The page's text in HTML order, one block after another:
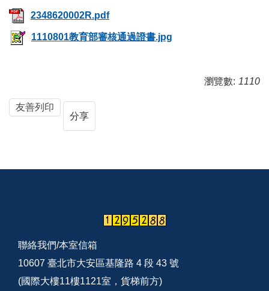
2348620002R.pdf
1110801教育部審核通過證書.jpg
瀏覽數: 1110
友善列印
分享
聯絡我們/本室信箱
10607 臺北市大安區基隆路 4 段 43 號
(國際大樓11樓1121室，貨梯前方)